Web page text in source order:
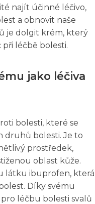
najít účinné léčivo,
a obnovit naše
je dolgit krém, který
při léčbě bolesti.
jako léčiva
bolesti, které se
druhů bolesti. Je to
prostředek,
oblast kůže.
látku ibuprofen, která
Díky svému
léčbu bolesti svalů